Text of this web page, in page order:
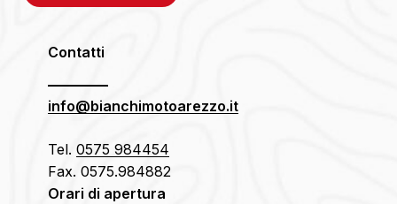
Contatti
info@bianchimotoarezzo.it
Tel. 0575 984454
Fax. 0575.984882
Orari di apertura